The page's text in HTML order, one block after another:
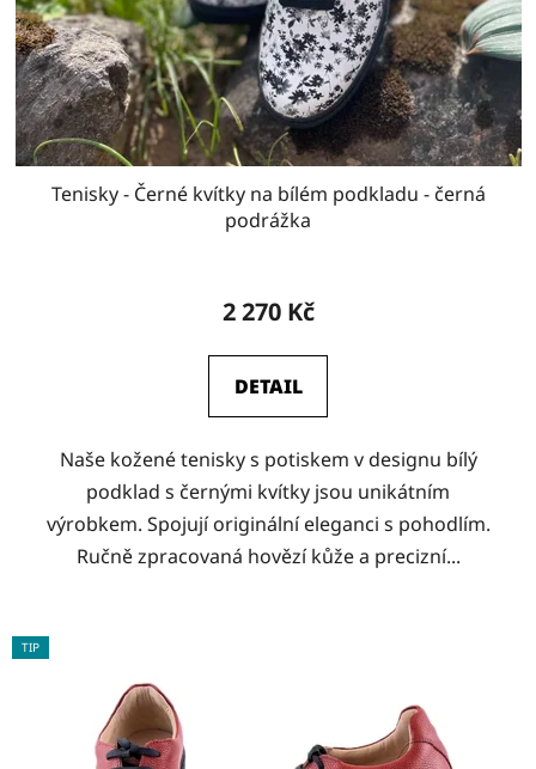
Tenisky - Černé kvítky na bílém podkladu - černá
podrážka
2 270 Kč
DETAIL
Naše kožené tenisky s potiskem v designu bílý
podklad s černými kvítky jsou unikátním
výrobkem. Spojují originální eleganci s pohodlím.
Ručně zpracovaná hovězí kůže a precizní...
TIP